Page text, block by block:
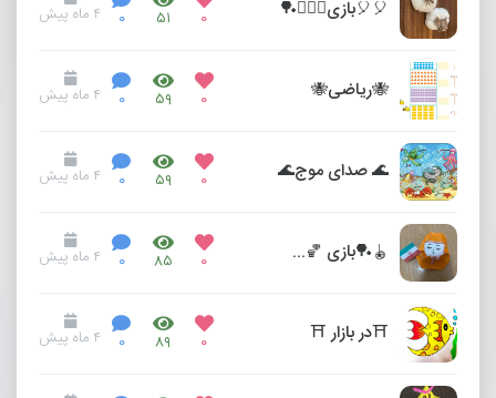
🎈🎈بازی🤹🏻‍♀️🏓 ۰ ۵۱ ۰ ۴ ماه پیش
🐝ریاضی🐝 ۰ ۵۹ ۰ ۴ ماه پیش
🌊 صدای موج🌊 ۰ ۵۹ ۰ ۴ ماه پیش
🪀🏓بازی 🏀🤹🏻‍♀️ ۰ ۸۵ ۰ ۴ ماه پیش
⛩️در بازار ⛩️ ۰ ۸۹ ۰ ۴ ماه پیش